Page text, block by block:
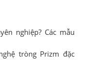
nghiệp? Các mẫu
tròng Prizm đặc